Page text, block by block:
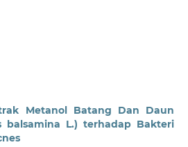
Metanol Batang Dan Daun
balsamina L.) terhadap Bakteri